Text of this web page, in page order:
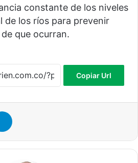
constante de los niveles
de los ríos para prevenir
que ocurran​.
Copiar Url